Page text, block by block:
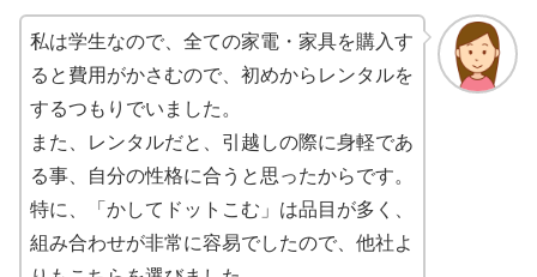
私は学生なので、全ての家電・家具を購入す
ると費用がかさむので、初めからレンタルを
するつもりでいました。
また、レンタルだと、引越しの際に身軽であ
る事、自分の性格に合うと思ったからです。
特に、「かしてドットこむ」は品目が多く、
組み合わせが非常に容易でしたので、他社よ